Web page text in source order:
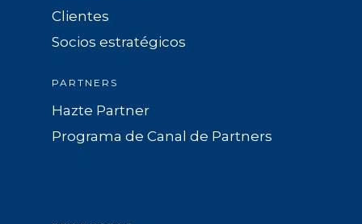
Clientes
Socios estratégicos
PARTNERS
Hazte Partner
Programa de Canal de Partners